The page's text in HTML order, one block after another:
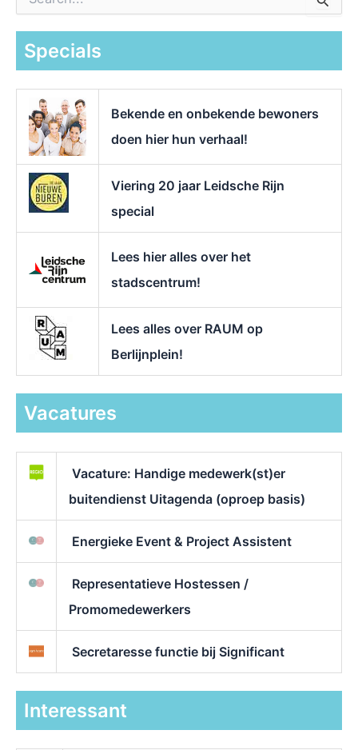
a
Specials
Bekende en onbekende bewoners
doen hier hun verhaal!
Viering 20 jaar Leidsche Rijn
special
Lees hier alles over het
stadscentrum!
Lees alles over RAUM op
Berlijnplein!
Vacatures
Vacature: Handige medewerk(st)er
buitendienst Uitagenda (oproep basis)
Energieke Event & Project Assistent
Representatieve Hostessen /
Promomedewerkers
Secretaresse functie bij Significant
Interessant